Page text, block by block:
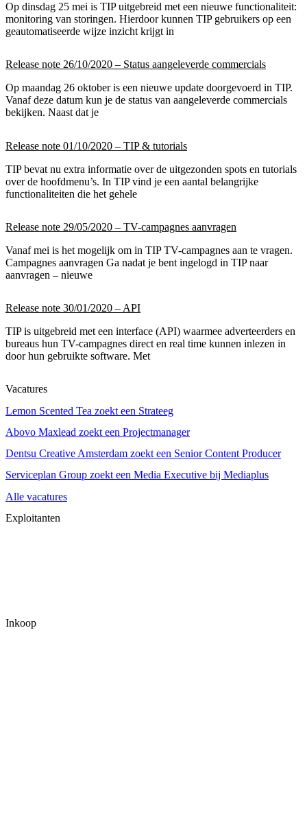
Op dinsdag 25 mei is TIP uitgebreid met een nieuwe functionaliteit:
monitoring van storingen. Hierdoor kunnen TIP gebruikers op een
geautomatiseerde wijze inzicht krijgt in
Release note 26/10/2020 – Status aangeleverde commercials
Op maandag 26 oktober is een nieuwe update doorgevoerd in TIP.
Vanaf deze datum kun je de status van aangeleverde commercials
bekijken. Naast dat je
Release note 01/10/2020 – TIP & tutorials
TIP bevat nu extra informatie over de uitgezonden spots en tutorials
over de hoofdmenu’s. In TIP vind je een aantal belangrijke
functionaliteiten die het gehele
Release note 29/05/2020 – TV-campagnes aanvragen
Vanaf mei is het mogelijk om in TIP TV-campagnes aan te vragen.
Campagnes aanvragen Ga nadat je bent ingelogd in TIP naar
aanvragen – nieuwe
Release note 30/01/2020 – API
TIP is uitgebreid met een interface (API) waarmee adverteerders en
bureaus hun TV-campagnes direct en real time kunnen inlezen in
door hun gebruikte software. Met
Vacatures
Lemon Scented Tea zoekt een Strateeg
Abovo Maxlead zoekt een Projectmanager
Dentsu Creative Amsterdam zoekt een Senior Content Producer
Serviceplan Group zoekt een Media Executive bij Mediaplus
Alle vacatures
Exploitanten
Inkoop